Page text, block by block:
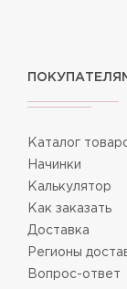
Каталог
Начинки
Калькулятор
Как заказать
Доставка
Регионы
Вопрос-ответ